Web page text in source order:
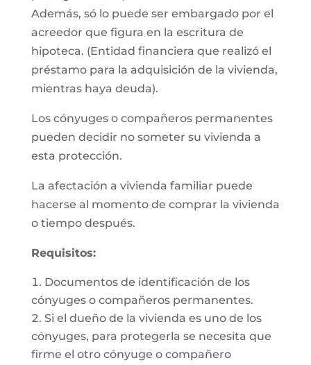
Además, só lo puede ser embargado por el
acreedor que figura en la escritura de
hipoteca. (Entidad financiera que realizó el
préstamo para la adquisición de la vivienda,
mientras haya deuda).
Los cónyuges o compañeros permanentes
pueden decidir no someter su vivienda a
esta protección.
La afectación a vivienda familiar puede
hacerse al momento de comprar la vivienda
o tiempo después.
Requisitos:
Documentos de identificación de los
cónyuges o compañeros permanentes.
Si el dueño de la vivienda es uno de los
cónyuges, para protegerla se necesita que
firme el otro cónyuge o compañero